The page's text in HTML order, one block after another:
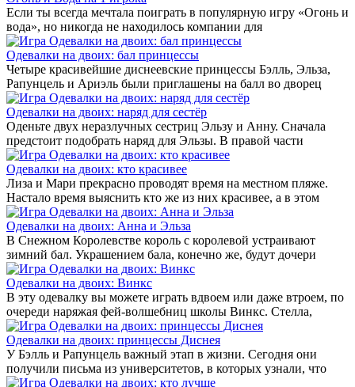
Если ты всегда мечтала поиграть в популярную игру «Огонь и
вода», но никогда не находилось компании для
Одевалки на двоих: бал принцессы
Четыре красивейшие диснеевские принцессы Бэлль, Эльза,
Рапунцель и Ариэль были приглашены на балл во дворец
Одевалки на двоих: наряд для сестёр
Оденьте двух неразлучных сестриц Эльзу и Анну. Сначала
предстоит подобрать наряд для Эльзы. В правой части
Одевалки на двоих: кто красивее
Лиза и Мари прекрасно проводят время на местном пляже.
Настало время выяснить кто же из них красивее, а в этом
Одевалки на двоих: Анна и Эльза
В Снежном Королевстве король с королевой устраивают
зимний бал. Украшением бала, конечно же, будут дочери
Одевалки на двоих: Винкс
В эту одевалку вы можете играть вдвоем или даже втроем, по
очереди наряжая фей-волшебниц школы Винкс. Стелла,
Одевалки на двоих: принцессы Диснея
У Бэлль и Рапунцель важный этап в жизни. Сегодня они
получили письма из университетов, в которых узнали, что